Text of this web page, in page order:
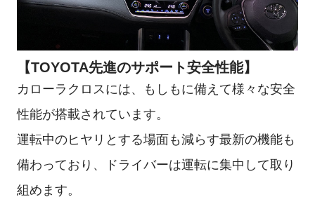
【TOYOTA先進のサポート安全性能】
カローラクロスには、もしもに備えて様々な安全
性能が搭載されています。
運転中のヒヤリとする場面も減らす最新の機能も
備わっており、ドライバーは運転に集中して取り
組めます。